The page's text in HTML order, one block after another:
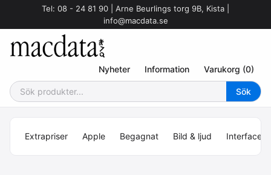
Tel: 08 - 24 81 90 | Arne Beurlings torg 9B, Kista |
info@macdata.se
Nyheter Information Varukorg (0)
Extrapriser Apple Begagnat Bild & ljud Interface